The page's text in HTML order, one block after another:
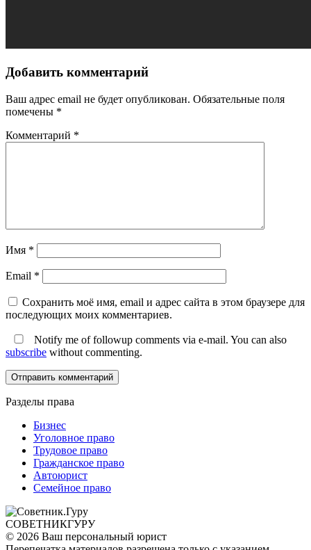
Добавить комментарий
Ваш адрес email не будет опубликован. Обязательные поля
помечены *
Комментарий *
Имя *
Email *
Сохранить моё имя, email и адрес сайта в этом браузере для
последующих моих комментариев.
Notify me of followup comments via e-mail. You can also
subscribe without commenting.
Разделы права
Бизнес
Уголовное право
Трудовое право
Гражданское право
Автоюрист
Семейное право
СОВЕТНИКГУРУ
© 2026 Ваш персональный юрист